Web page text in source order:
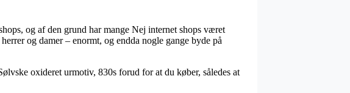
og af den grund har mange Nej internet shops været
og damer – enormt, og endda nogle gange byde på
oxideret urmotiv, 830s forud for at du køber, således at